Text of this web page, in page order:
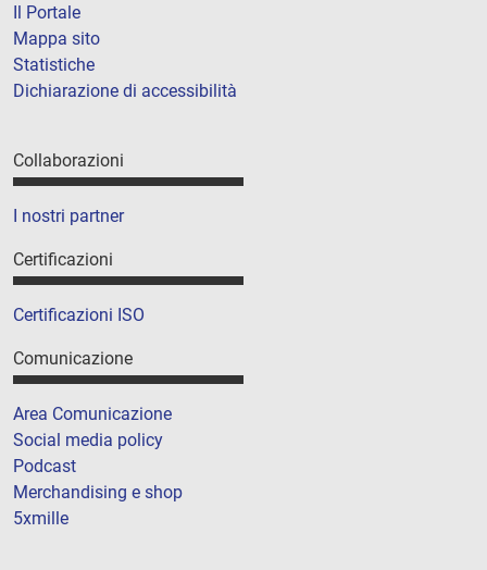
Il Portale
Mappa sito
Statistiche
Dichiarazione di accessibilità
Collaborazioni
I nostri partner
Certificazioni
Certificazioni ISO
Comunicazione
Area Comunicazione
Social media policy
Podcast
Merchandising e shop
5xmille